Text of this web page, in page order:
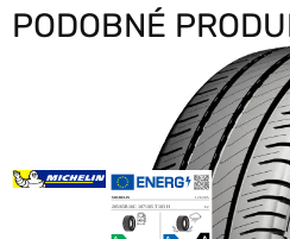
PODOBNÉ